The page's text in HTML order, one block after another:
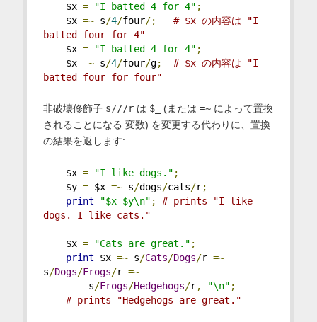
$x = "I batted 4 for 4" ;
$x =~ s/4/four/;
# $x の内容は "I
batted four for 4"
$x = "I batted 4 for 4" ;
$x =~ s/4/four/g;
# $x の内容は "I
batted four for four"
非破壊修飾子 s///rは $_ (または =~によって置換
されることになる 変数) を変更する代わりに、置換
の結果を返します:
$x = "I like dogs." ;
$y = $x =~ s/dogs/cats/r;
print
"$x $y\n" ;
# prints "I like
dogs. I like cats."
$x = "Cats are great." ;
print $x =~ s/Cats/Dogs/r =~
s/Dogs/Frogs/r =~
s/Frogs/Hedgehogs/r, "\n" ;
# prints "Hedgehogs are great."